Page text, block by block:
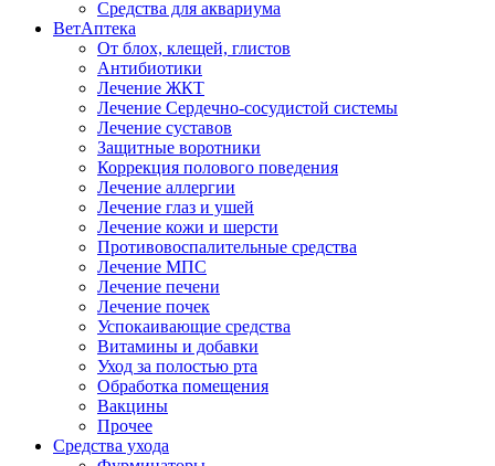
Средства для аквариума
ВетАптека
От блох, клещей, глистов
Антибиотики
Лечение ЖКТ
Лечение Сердечно-сосудистой системы
Лечение суставов
Защитные воротники
Коррекция полового поведения
Лечение аллергии
Лечение глаз и ушей
Лечение кожи и шерсти
Противовоспалительные средства
Лечение МПС
Лечение печени
Лечение почек
Успокаивающие средства
Витамины и добавки
Уход за полостью рта
Обработка помещения
Вакцины
Прочее
Средства ухода